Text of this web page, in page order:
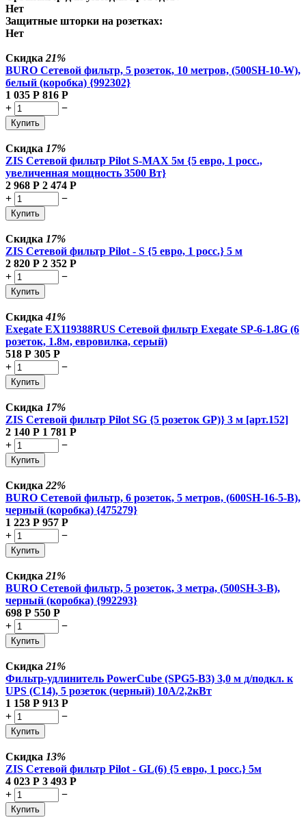
Нет
Защитные шторки на розетках:
Нет
Скидка 21%
BURO Сетевой фильтр, 5 розеток, 10 метров, (500SH-10-W),
белый (коробка) {992302}
1 035 Р 816 Р
+
−
Купить
Скидка 17%
ZIS Сетевой фильтр Pilot S-MAX 5м {5 евро, 1 росс.,
увеличенная мощность 3500 Вт}
2 968 Р 2 474 Р
+
−
Купить
Скидка 17%
ZIS Сетевой фильтр Pilot - S {5 евро, 1 росс.} 5 м
2 820 Р 2 352 Р
+
−
Купить
Скидка41%
Exegate EX119388RUS Сетевой фильтр Exegate SP-6-1.8G (6
розеток, 1.8м, евровилка, серый)
518 Р 305 Р
+
−
Купить
Скидка 17%
ZIS Сетевой фильтр Pilot SG {5 розеток GP)} 3 м [арт.152]
2 140 Р 1 781 Р
+
−
Купить
Скидка 22%
BURO Сетевой фильтр, 6 розеток, 5 метров, (600SH-16-5-B),
черный (коробка) {475279}
1 223 Р 957 Р
+
−
Купить
Скидка 21%
BURO Сетевой фильтр, 5 розеток, 3 метра, (500SH-3-B),
черный (коробка) {992293}
698 Р 550 Р
+
−
Купить
Скидка 21%
Фильтр-удлинитель PowerCube (SPG5-В3) 3,0 м д/подкл. к
UPS (C14), 5 розеток (черный) 10А/2,2кВт
1 158 Р 913 Р
+
−
Купить
Скидка 13%
ZIS Сетевой фильтр Pilot - GL(6) {5 евро, 1 росс.} 5м
4 023 Р 3 493 Р
+
−
Купить